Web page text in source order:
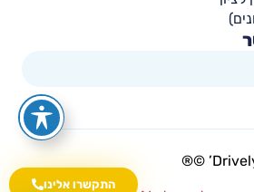
התקשרו אלינו